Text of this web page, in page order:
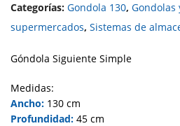
Categorías: Gondola 130, Gondolas
supermercados, Sistemas de
Góndola Siguiente Simple
Medidas:
Ancho: 130 cm
Profundidad: 45 cm